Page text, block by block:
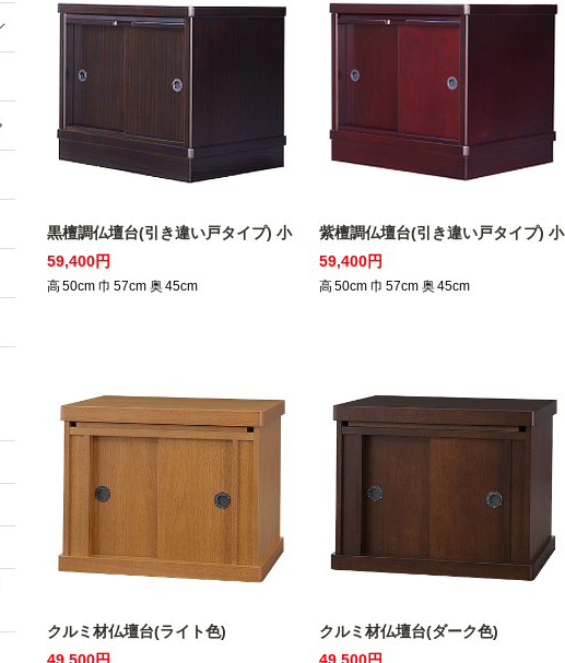
黒檀調仏壇台(引き違い戸タイプ) 小
59,400円
高50cm 巾 57cm 奥45cm
紫檀調仏壇台(引き違い戸タイプ) 小
59,400円
高50cm 巾 57cm 奥45cm
クルミ材仏壇台(ライト色)
クルミ材仏壇台(ダーク色)